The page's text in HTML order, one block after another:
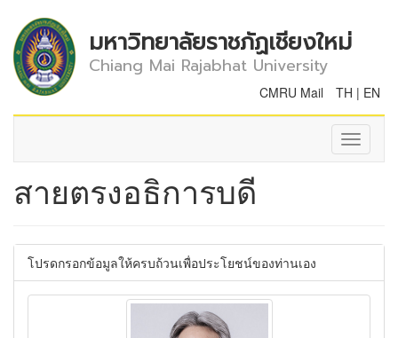
มหาวิทยาลัยราชภัฏเชียงใหม่
Chiang Mai Rajabhat University
CMRU Mail TH | EN
Toggle
สายตรงอธิการบดี
โปรดกรอกข้อมูลให้ครบถ้วนเพื่อประโยชน์ของท่านเอง